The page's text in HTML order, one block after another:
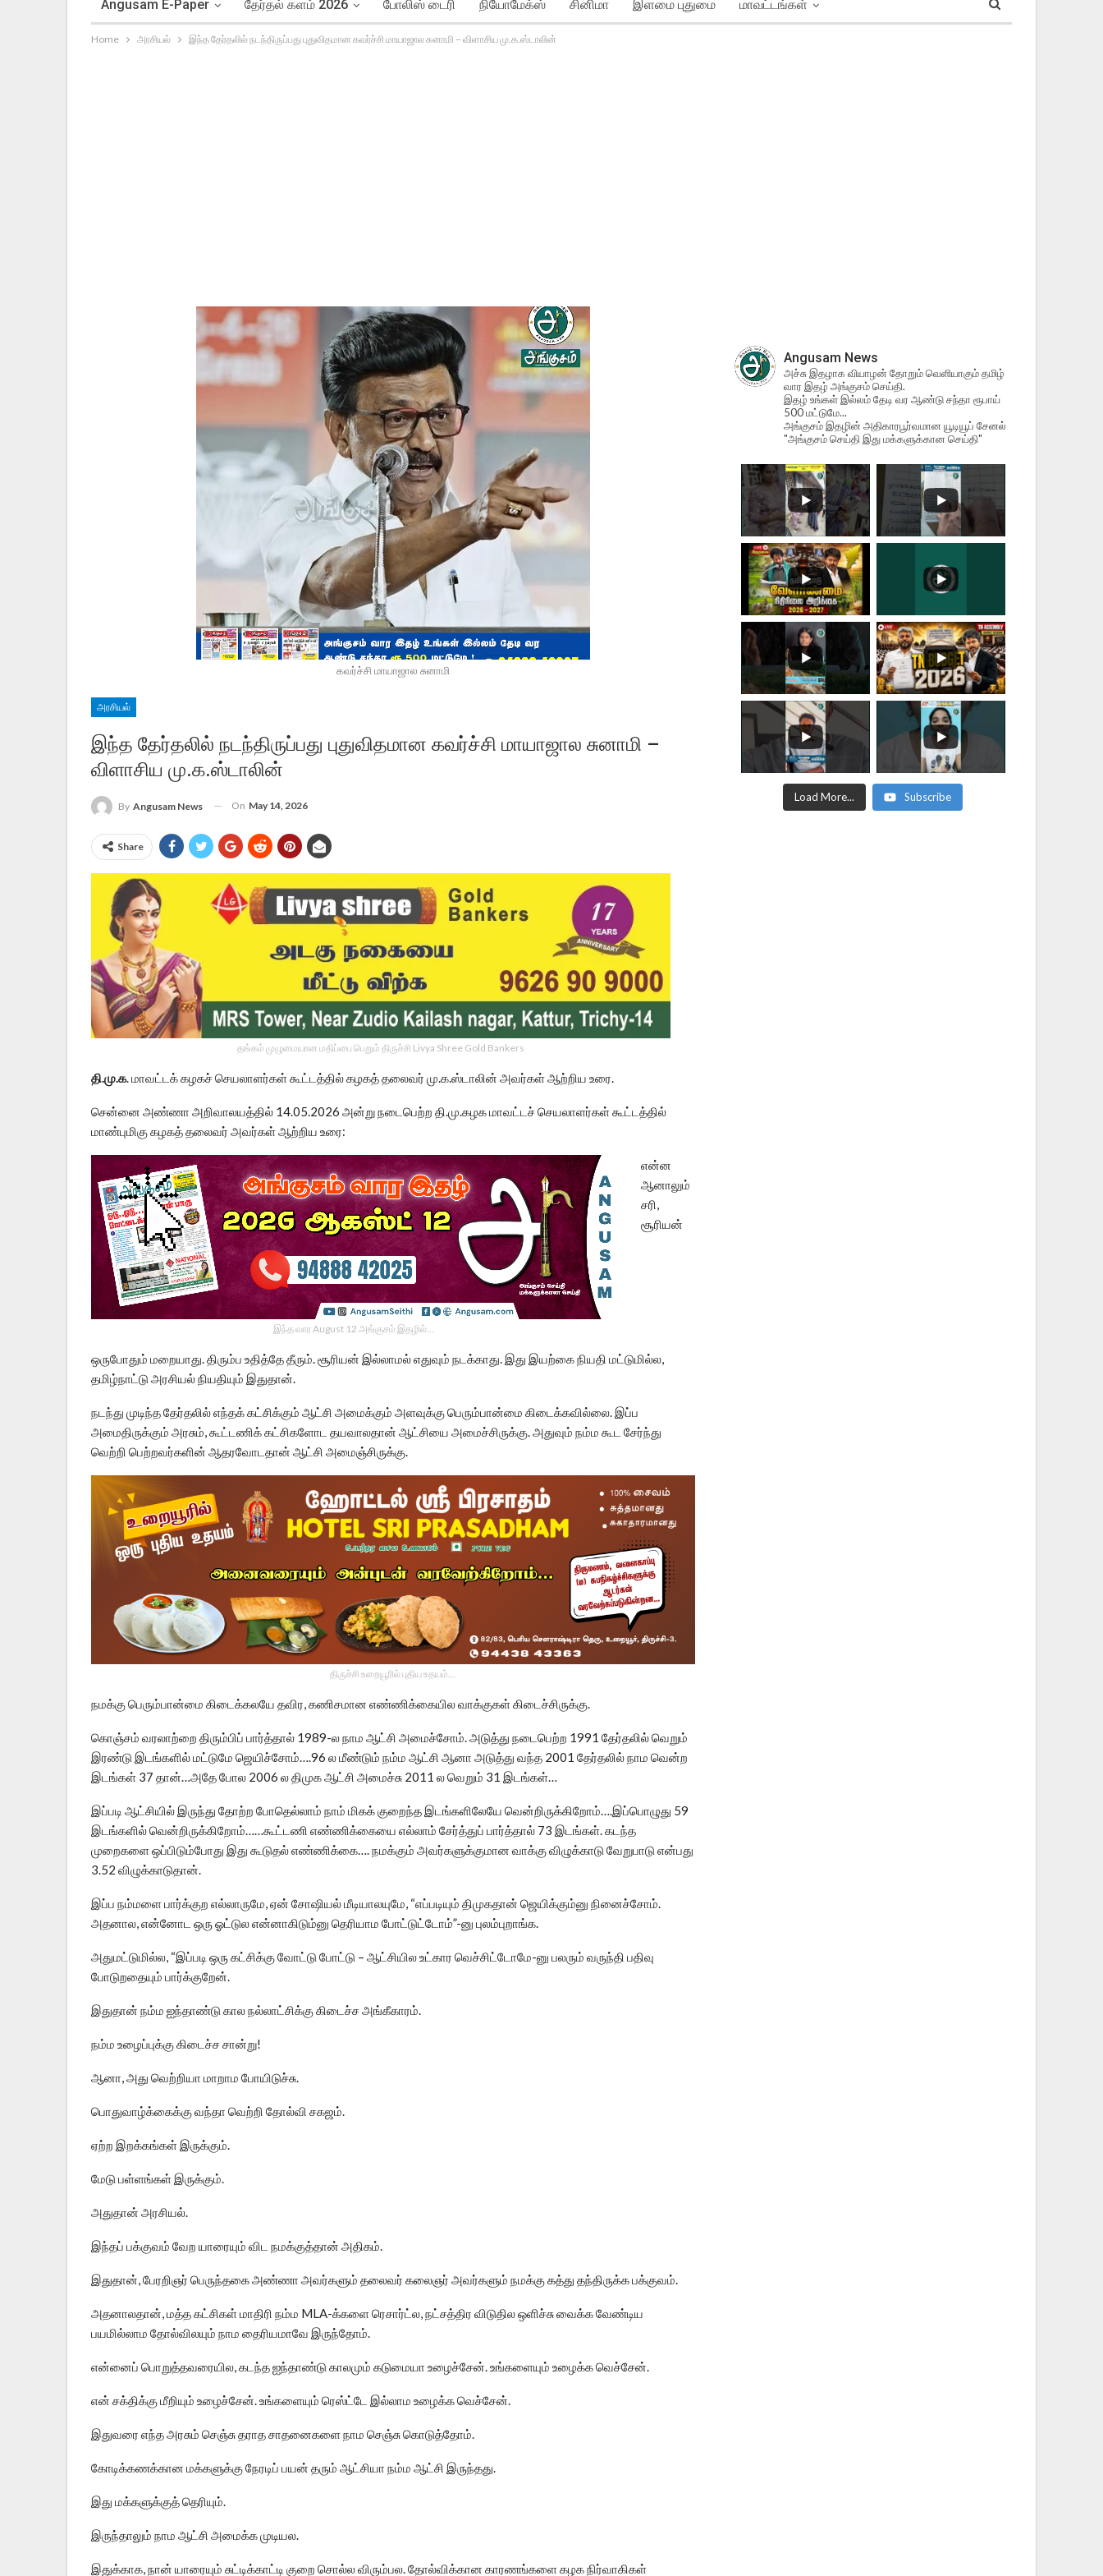
Angusam E-Paper தேர்தல் களம் 2026 போலிஸ் டைரி நியோமேக்ஸ் சினிமா இளமை புதுமை மாவட்டங்கள்
Home அரசியல் இந்த தேர்தலில் நடந்திருப்பது புதுவிதமான கவர்ச்சி மாயாஜால சுனாமி – விளாசிய மு.க.ஸ்டாலின்
கவர்ச்சி மாயாஜால சுனாமி
அரசியல்
இந்த தேர்தலில் நடந்திருப்பது புதுவிதமான கவர்ச்சி மாயாஜால சுனாமி –
விளாசிய மு.க.ஸ்டாலின்
By Angusam News On May 14, 2026
Share
தங்கம் முழுமையான மதிப்பை பெறும் திருச்சி Livya Shree Gold Bankers
தி.மு.க. மாவட்டக் கழகச் செயலாளர்கள் கூட்டத்தில் கழகத் தலைவர் மு.க.ஸ்டாலின் அவர்கள் ஆற்றிய உரை.
சென்னை அண்ணா அறிவாலயத்தில் 14.05.2026 அன்று நடைபெற்ற தி.மு.கழக மாவட்டச் செயலாளர்கள் கூட்டத்தில்
மாண்புமிகு கழகத் தலைவர் அவர்கள் ஆற்றிய உரை:
இந்த வார August 12 அங்குசம் இதழில்…
என்ன
ஆனாலும்
சரி,
சூரியன்
ஒருபோதும் மறையாது. திரும்ப உதித்தே தீரும். சூரியன் இல்லாமல் எதுவும் நடக்காது. இது இயற்கை நியதி மட்டுமில்ல,
தமிழ்நாட்டு அரசியல் நியதியும் இதுதான்.
நடந்து முடிந்த தேர்தலில் எந்தக் கட்சிக்கும் ஆட்சி அமைக்கும் அளவுக்கு பெரும்பான்மை கிடைக்கவில்லை. இப்ப
அமைதிருக்கும் அரசும், கூட்டணிக் கட்சிகளோட தயவாலதான் ஆட்சியை அமைச்சிருக்கு. அதுவும் நம்ம கூட சேர்ந்து
வெற்றி பெற்றவர்களின் ஆதரவோடதான் ஆட்சி அமைஞ்சிருக்கு.
திருச்சி உறையூரில் புதிய உதயம்...
நமக்கு பெரும்பான்மை கிடைக்கலயே தவிர, கணிசமான எண்ணிக்கையில வாக்குகள் கிடைச்சிருக்கு.
கொஞ்சம் வரலாற்றை திரும்பிப் பார்த்தால் 1989-ல நாம ஆட்சி அமைச்சோம். அடுத்து நடைபெற்ற 1991 தேர்தலில் வெறும்
இரண்டு இடங்களில் மட்டுமே ஜெயிச்சோம்….96 ல மீண்டும் நம்ம ஆட்சி ஆனா அடுத்து வந்த 2001 தேர்தலில் நாம வென்ற
இடங்கள் 37 தான்…அதே போல 2006 ல திமுக ஆட்சி அமைச்சு 2011 ல வெறும் 31 இடங்கள்…
இப்படி ஆட்சியில் இருந்து தோற்ற போதெல்லாம் நாம் மிகக் குறைந்த இடங்களிலேயே வென்றிருக்கிறோம்….இப்பொழுது 59
இடங்களில் வென்றிருக்கிறோம்……கூட்டணி எண்ணிக்கையை எல்லாம் சேர்த்துப் பார்த்தால் 73 இடங்கள். கடந்த
முறைகளை ஒப்பிடும்போது இது கூடுதல் எண்ணிக்கை…. நமக்கும் அவர்களுக்குமான வாக்கு விழுக்காடு வேறுபாடு என்பது
3.52 விழுக்காடுதான்.
இப்ப நம்மளை பார்க்குற எல்லாருமே, ஏன் சோஷியல் மீடியாலயுமே, “எப்படியும் திமுகதான் ஜெயிக்கும்னு நினைச்சோம்.
அதனால, என்னோட ஒரு ஓட்டுல என்னாகிடும்னு தெரியாம போட்டுட்டோம்”-னு புலம்புறாங்க.
அதுமட்டுமில்ல, “இப்படி ஒரு கட்சிக்கு வோட்டு போட்டு – ஆட்சியில உட்கார வெச்சிட்டோமே-னு பலரும் வருந்தி பதிவு
போடுறதையும் பார்க்குறேன்.
இதுதான் நம்ம ஐந்தாண்டு கால நல்லாட்சிக்கு கிடைச்ச அங்கீகாரம்.
நம்ம உழைப்புக்கு கிடைச்ச சான்று!
ஆனா, அது வெற்றியா மாறாம போயிடுச்சு.
பொதுவாழ்க்கைக்கு வந்தா வெற்றி தோல்வி சகஜம்.
ஏற்ற இறக்கங்கள் இருக்கும்.
மேடு பள்ளங்கள் இருக்கும்.
அதுதான் அரசியல்.
இந்தப் பக்குவம் வேற யாரையும் விட நமக்குத்தான் அதிகம்.
இதுதான், பேரறிஞர் பெருந்தகை அண்ணா அவர்களும் தலைவர் கலைஞர் அவர்களும் நமக்கு கத்து தந்திருக்க பக்குவம்.
அதனாலதான், மத்த கட்சிகள் மாதிரி நம்ம MLA-க்களை ரெசார்ட்ல, நட்சத்திர விடுதில ஒளிச்சு வைக்க வேண்டிய
பயமில்லாம தோல்விலயும் நாம தைரியமாவே இருந்தோம்.
என்னைப் பொறுத்தவரையில, கடந்த ஐந்தாண்டு காலமும் கடுமையா உழைச்சேன். உங்களையும் உழைக்க வெச்சேன்.
என் சக்திக்கு மீறியும் உழைச்சேன். உங்களையும் ரெஸ்ட்டே இல்லாம உழைக்க வெச்சேன்.
இதுவரை எந்த அரசும் செஞ்சு தராத சாதனைகளை நாம செஞ்சு கொடுத்தோம்.
கோடிக்கணக்கான மக்களுக்கு நேரடிப் பயன் தரும் ஆட்சியா நம்ம ஆட்சி இருந்தது.
இது மக்களுக்குத் தெரியும்.
இருந்தாலும் நாம ஆட்சி அமைக்க முடியல.
இதுக்காக, நான் யாரையும் சுட்டிக்காட்டி குறை சொல்ல விரும்பல. தோல்விக்கான காரணங்களை கழக நிர்வாகிகள்
Angusam News
அச்சு இதழாக வியாழன் தோறும் வெளியாகும் தமிழ்
வார இதழ் அங்குசம் செய்தி.
இதழ் உங்கள் இல்லம் தேடி வர ஆண்டு சந்தா ரூபாய்
500 மட்டுமே...
அங்குசம் இதழின் அதிகாரபூர்வமான யூடியூப் சேனல்
"அங்குசம் செய்தி இது மக்களுக்கான செய்தி"
Load More... Subscribe